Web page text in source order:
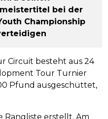
bei der
Championship
Circuit besteht aus 24
Tour Turnier
Pfund ausgeschüttet,
Rangliste erstellt. Am